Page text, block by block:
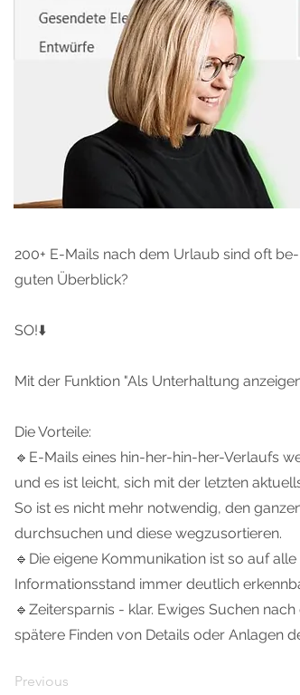
200+ E-Mails nach dem Urlaub sind oft
guten Überblick?
SO!⬇️
Mit der Funktion "Als Unterhaltung
Die Vorteile:
🔹E-Mails eines hin-her-hin-her-Verlaufs
und es ist leicht, sich mit der letzten
So ist es nicht mehr notwendig, den
durchsuchen und diese wegzusortieren.
🔹Die eigene Kommunikation ist so auf
Informationsstand immer deutlich
🔹Zeitersparnis - klar. Ewiges Suchen
spätere Finden von Details oder Anlagen
Previous